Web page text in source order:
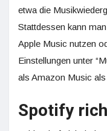
etwa die
Stattdessen kann
Apple Music nutzen
Einstellungen unter
als Amazon Music
Spotify